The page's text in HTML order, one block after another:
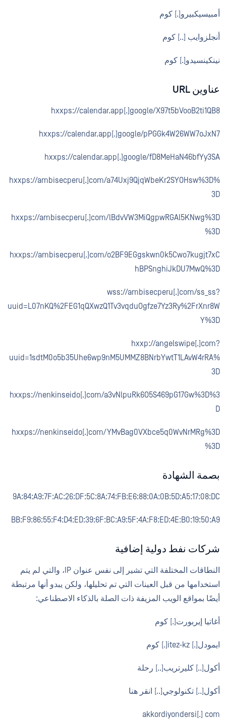
أمبيسيكبيرو[.] كوم
أنجلزوايب [..] كوم
نينكينسيدو[.] كوم
عناوين URL
hxxps://calendar.app[.]google/X97t5bVooB2ti1QB8
hxxps://calendar.app[.]google/pPGGk4W26WW7oJxN7
hxxps://calendar.app[.]google/fD8MeHaN46bfYy3SA
hxxps://ambisecperu[.]com/a74Uxj9QjqWbeKr2SYOHsw%3D%
3D
hxxps://ambisecperu[.]com/lBdvVW3MiQgpwRGAl5KNwg%3D
%3D
hxxps://ambisecperu[.]com/o2BF9EGgskwn0k5Cwo7kugjt7xC
hBPSnghiJkDU7MwQ%3D
wss://ambisecperu[.]com/ss_ss?
uuid=L07nKQ%2FEG1qQXwzQ1Tv3vqduOgfze7Yz3Ry%2FrXnr8W
Y%3D
hxxp://angelswipe[.]com?
uuid=1sdtM0o5b35Uhe6wp9nM5UMMZ8BNrbYwtT1LAvW4rRA%
3D
hxxps://nenkinseido[.]com/a3vNlpuRk6O5S469pG17Gw%3D%3
D
hxxps://nenkinseido[.]com/YMvBag0VXbce5q0WvNrMRg%3D
%3D
بصمة الشهادة
9A:84:A9:7F:AC:26:DF:5C:8A:74:FB:E6:88:0A:0B:5D:A5:17:08:DC
BB:F9:86:55:F4:D4:ED:39:6F:BC:A9:5F:4A:F8:ED:4E:B0:19:50:A9
شركات نفط دولية إضافية
النطاقات المختلفة التي تشير إلى نفس عنوان IP، والتي لم يتم
استخدامها من قبل العينات التي تم تحليلها، ولكن يبدو أنها مرتبطة
أيضًا بمواقع الويب المزيفة ذات الصلة بالذكاء الاصطناعي:
أغاتيا إيربورت[.] كوم
ايمودل[.] itez-kz[.] كوم
أكول[..] كليرتريب[..] رحلة
أكول[..] تكنولوجي[..] انقر هنا
akkordiyondersi[.] com